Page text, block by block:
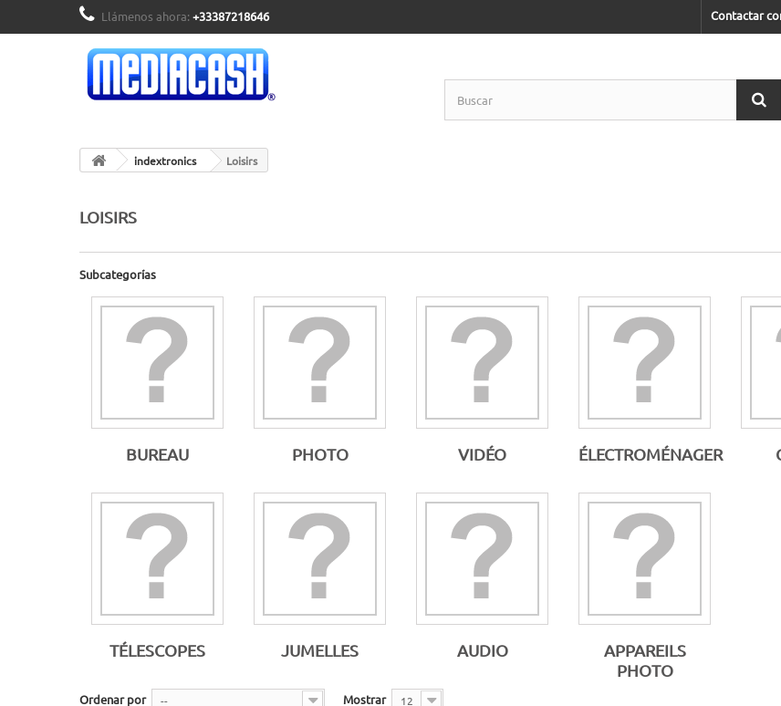
Contactar
Llámenos ahora: +33387218646
indextronics Loisirs
LOISIRS
Subcategorías
BUREAU PHOTO VIDÉO ÉLECTROMÉNAGER
TÉLESCOPES JUMELLES AUDIO
APPAREILS
PHOTO
Ordenar por -- Mostrar 12